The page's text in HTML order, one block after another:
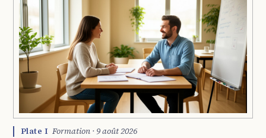
Plate I Formation · 9 août 2026